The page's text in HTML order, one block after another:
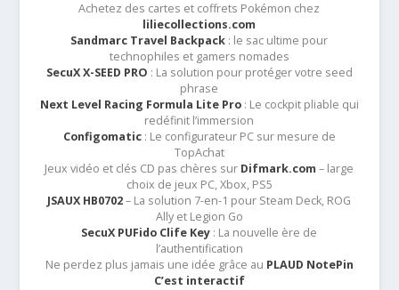
Achetez des cartes et coffrets Pokémon chez
liliecollections.com
Sandmarc Travel Backpack : le sac ultime pour
technophiles et gamers nomades
SecuX X-SEED PRO : La solution pour protéger votre seed
phrase
Next Level Racing Formula Lite Pro: Le cockpit pliable qui
redéfinit l’immersion
Configomatic: Le configurateur PC sur mesure de
TopAchat
Jeux vidéo et clés CD pas chères sur Difmark.com – large
choix de jeux PC, Xbox, PS5
JSAUX HB0702– La solution 7-en-1 pour Steam Deck, ROG
Ally et Legion Go
SecuX PUFido Clife Key : La nouvelle ère de
l’authentification
Ne perdez plus jamais une idée grâce au PLAUD NotePin
C’est interactif